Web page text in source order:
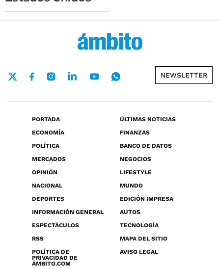
NEWSLETTER
PORTADA
ÚLTIMAS NOTICIAS
ECONOMÍA
FINANZAS
POLÍTICA
BANCO DE DATOS
MERCADOS
NEGOCIOS
OPINIÓN
LIFESTYLE
NACIONAL
MUNDO
DEPORTES
EDICIÓN IMPRESA
INFORMACIÓN GENERAL
AUTOS
ESPECTÁCULOS
TECNOLOGÍA
RSS
MAPA DEL SITIO
POLÍTICA DE
PRIVACIDAD DE
ÁMBITO.COM
AVISO LEGAL